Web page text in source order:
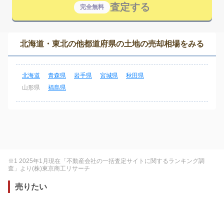
完全無料 査定する
北海道・東北の他都道府県の土地の売却相場をみる
北海道 青森県 岩手県 宮城県
秋田県
山形県
福島県
※1 2025年1月現在「不動産会社の一括査定サイトに関するランキング調
査」より(株)東京商工リサーチ
売りたい